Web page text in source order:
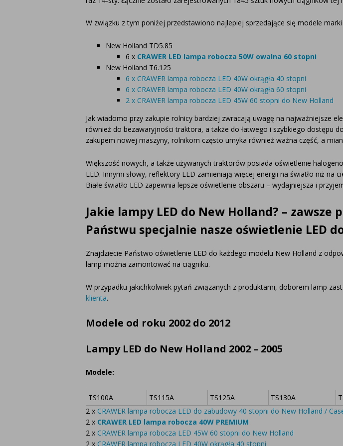
W związku z tym poniżej przedstawiono najlepiej sprzedające się modele
New Holland TD5.85
6 x CRAWER LED lampa robocza 50W owalna 60 stopni
New Holland T6.125
6 x CRAWER lampa robocza LED 40W okrągła 40 stopni
6 x CRAWER lampa robocza LED 40W okrągła 60 stopni
2 x CRAWER lampa robocza LED 45W 60 stopni do New Holland
Jak wiadomo przy zakupie rolnicy bardziej zwracają uwagę na najważniejsze
również do bezawaryjności traktora, a także do łatwego i szybkiego dostępu
zakupem nowej maszyny, rolnikom często umyka również ważna część, a
Większość nowych, a także używanych traktorów posiada oświetlenie
LED. Innymi słowy, reflektory LED zamieniają więcej energii na światło niż na
Białe światło LED zapewnia lepsze oświetlenie obszaru – wydajniejsza i
Jakie lampy LED do New Holland? –
Państwu specjalnie nasze oświetlenie LED
Znajdziecie Państwo oświetlenie LED do każdego modelu New Holland z
lamp można zamontować na ciągniku.
W przypadku jakichkolwiek pytań związanych z produktami, doborem lamp
klienta.
Modele od roku 2002 do 2012
Lampy LED do New Holland 2002 – 2005
Modele:
TS100A TS115A TS125A TS130A
2 x CRAWER lampa robocza LED do zabudowy 40 stopni do New Holland /
2 x CRAWER LED lampa robocza 40W PREMIUM
2 x CRAWER lampa robocza LED 45W 60 stopni do New Holland
2 x CRAWER lampa robocza LED 40W okrągła 40 stopni